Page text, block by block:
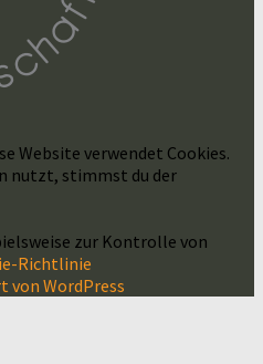
Website verwendet Cookies.
nutzt, stimmst du der
zur Kontrolle von
Richtlinie
von WordPress